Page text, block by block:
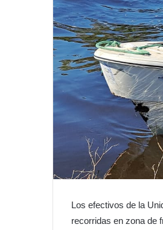
Los efectivos de la
recorridas en zona de